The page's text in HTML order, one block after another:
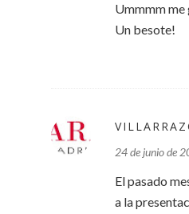
Ummmm me
Un besote!
24 de junio de
El pasado
a la